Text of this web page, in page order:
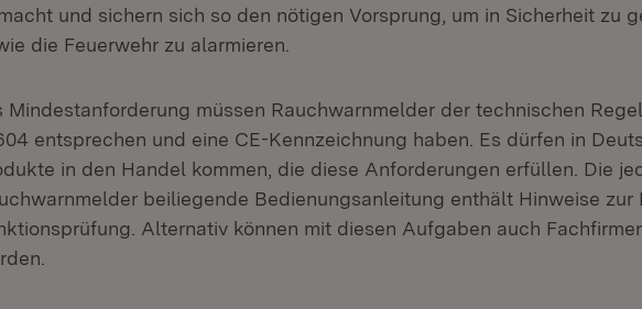
und sichern sich so den nötigen Vorsprung, um in Sicherheit zu
die Feuerwehr zu alarmieren.
Mindestanforderung müssen Rauchwarnmelder der technischen
entsprechen und eine CE-Kennzeichnung haben. Es dürfen in
in den Handel kommen, die diese Anforderungen erfüllen. Die
beiliegende Bedienungsanleitung enthält Hinweise zur
Alternativ können mit diesen Aufgaben auch